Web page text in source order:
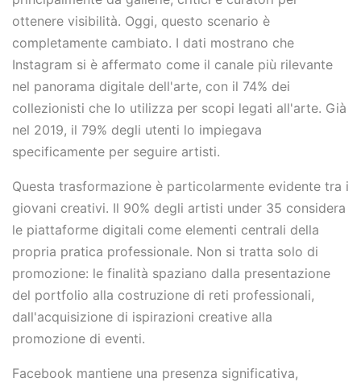
ottenere visibilità. Oggi, questo scenario è
completamente cambiato. I dati mostrano che
Instagram si è affermato come il canale più rilevante
nel panorama digitale dell'arte, con il 74% dei
collezionisti che lo utilizza per scopi legati all'arte. Già
nel 2019, il 79% degli utenti lo impiegava
specificamente per seguire artisti.
Questa trasformazione è particolarmente evidente tra i
giovani creativi. Il 90% degli artisti under 35 considera
le piattaforme digitali come elementi centrali della
propria pratica professionale. Non si tratta solo di
promozione: le finalità spaziano dalla presentazione
del portfolio alla costruzione di reti professionali,
dall'acquisizione di ispirazioni creative alla
promozione di eventi.
Facebook mantiene una presenza significativa,